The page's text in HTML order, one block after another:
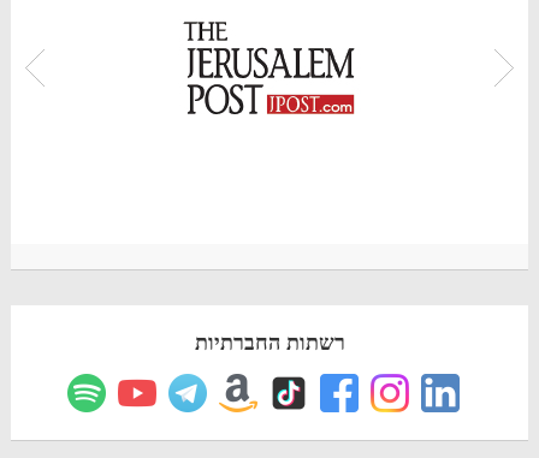
רשתות החברתיות